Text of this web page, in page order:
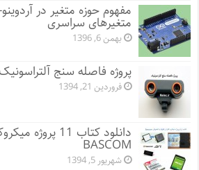
مفهوم حوزه متغیر در
متغیرهای سراسری
بهمن 6, 1396
پروژه فاصله سنج آلتراسونیک
فروردین 21, 1394
BASCOM
شهریور 5, 1394